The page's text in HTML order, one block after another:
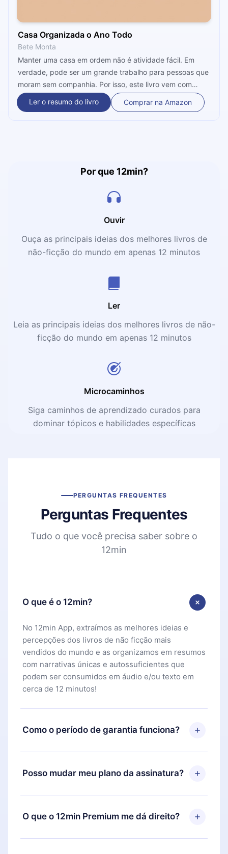
Casa Organizada o Ano Todo
Bete Monta
Manter uma casa em ordem não é atividade fácil. Em
verdade, pode ser um grande trabalho para pessoas que
moram sem companhia. Por isso, este livro vem com
algumas dicas para deixar a casa organizada o Ano
Todo. Tudo seguindo listas, um direcionamento de
Ler o resumo do livro Comprar na Amazon
Por que 12min?
Ouvir
Ouça as principais ideias dos melhores livros de
não-ficção do mundo em apenas 12 minutos
Ler
Leia as principais ideias dos melhores livros de não-
ficção do mundo em apenas 12 minutos
Microcaminhos
Siga caminhos de aprendizado curados para
dominar tópicos e habilidades específicas
PERGUNTAS FREQUENTES
Perguntas Frequentes
Tudo o que você precisa saber sobre o
12min
O que é o 12min?
No 12min App, extraímos as melhores ideias e
percepções dos livros de não ficção mais
vendidos do mundo e as organizamos em resumos
com narrativas únicas e autossuficientes que
podem ser consumidos em áudio e/ou texto em
cerca de 12 minutos!
Como o período de garantia funciona?
Você pode baixar nosso aplicativo e começar a
aproveitar nossa biblioteca. Se por algum motivo
não ficar satisfeito com nossa plataforma, basta
e solicitar o reembolso do valor. Você receberá
Posso mudar meu plano da assinatura?
Sim, mas a mudança só se aplicará a partir do
próximo período de cobrança. Por exemplo, se
você decidiu mudar sua assinatura mensal para
O que o 12min Premium me dá direito?
O 12min Premium é um plano que te garante